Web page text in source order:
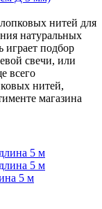
нитей для
натуральных
играет подбор
свечи, или
всего
нитей,
магазина
5 м